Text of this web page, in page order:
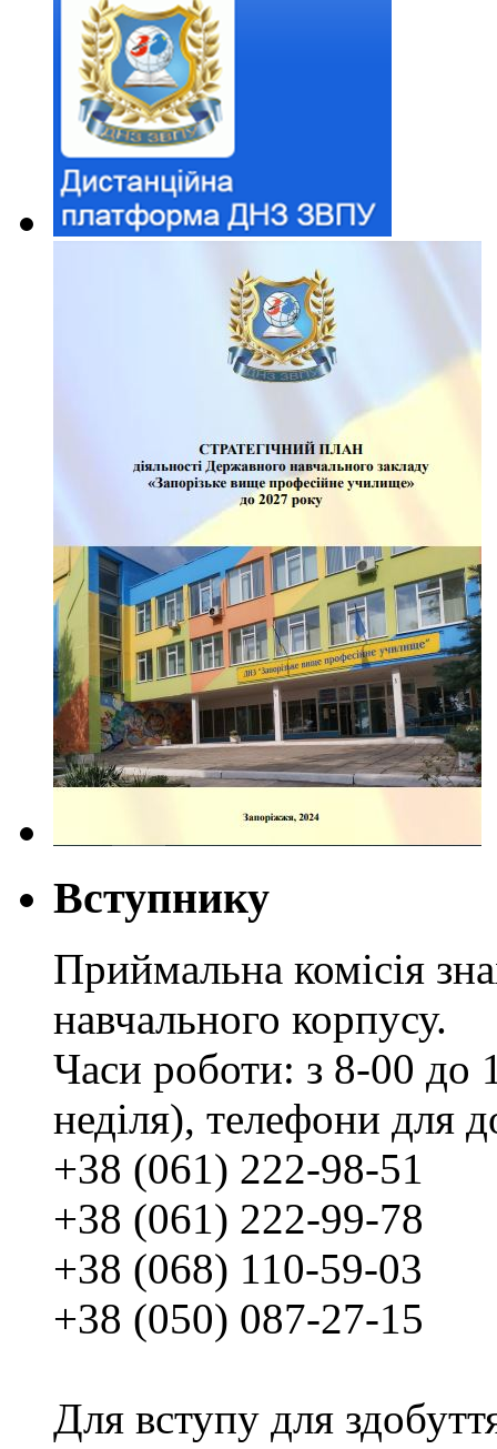
Вступнику
Приймальна комісія
навчального корпусу.
Часи роботи: з 8-00 до
неділя), телефони для
+38 (061) 222-98-51
+38 (061) 222-99-78
+38 (068) 110-59-03
+38 (050) 087-27-15
Для вступу для